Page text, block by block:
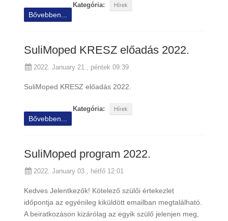
Kategória: Hírek
Bővebben...
SuliMoped KRESZ előadás 2022.
2022. January 21., péntek 09:39
SuliMoped KRESZ előadás 2022.
Kategória: Hírek
Bővebben...
SuliMoped program 2022.
2022. January 03., hétfő 12:01
Kedves Jelentkezők! Kötelező szülői értekezlet
időpontja az egyénileg kiküldött emailban megtalálható.
A beiratkozáson kizárólag az egyik szülő jelenjen meg,